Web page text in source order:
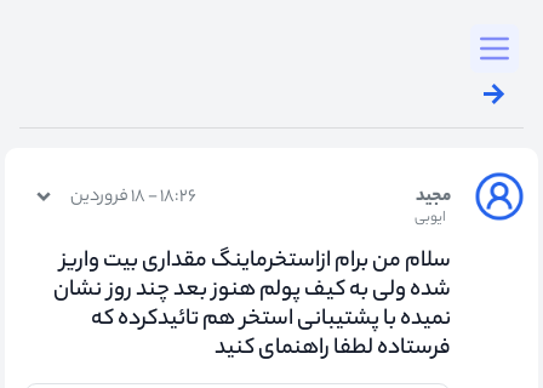
مجید
ایوبی
۱۸:۲۶ - ۱۸ فروردین
سلام من برام ازاستخرماینگ مقداری بیت واریز
شده ولی به کیف پولم هنوز بعد چند روز نشان
نمیده با پشتیبانی استخر هم تائیدکرده که
فرستاده لطفا راهنمای کنید